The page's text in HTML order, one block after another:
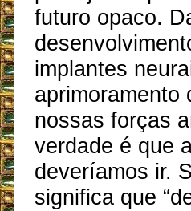
futuro opaco.
implantes
aprimoramento
nossas forças
verdade é que
deveríamos ir.
significa que